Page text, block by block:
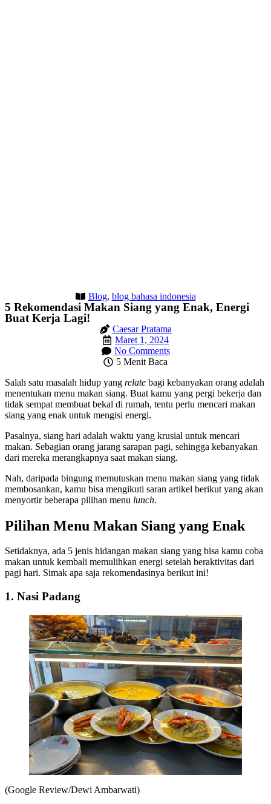
Blog, blog bahasa indonesia
5 Rekomendasi Makan Siang yang Enak, Energi
Buat Kerja Lagi!
Caesar Pratama
Maret 1, 2024
No Comments
5 Menit Baca
Salah satu masalah hidup yang relate bagi kebanyakan orang adalah
menentukan menu makan siang. Buat kamu yang pergi bekerja dan
tidak sempat membuat bekal di rumah, tentu perlu mencari makan
siang yang enak untuk mengisi energi.
Pasalnya, siang hari adalah waktu yang krusial untuk mencari
makan. Sebagian orang jarang sarapan pagi, sehingga kebanyakan
dari mereka merangkapnya saat makan siang.
Nah, daripada bingung memutuskan menu makan siang yang tidak
membosankan, kamu bisa mengikuti saran artikel berikut yang akan
menyortir beberapa pilihan menu lunch.
Pilihan Menu Makan Siang yang Enak
Setidaknya, ada 5 jenis hidangan makan siang yang bisa kamu coba
makan untuk kembali memulihkan energi setelah beraktivitas dari
pagi hari. Simak apa saja rekomendasinya berikut ini!
1. Nasi Padang
(Google Review/Dewi Ambarwati)